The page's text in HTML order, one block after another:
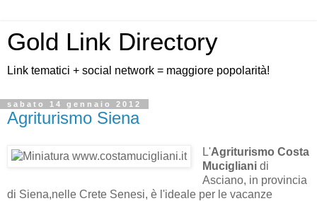
Gold Link Directory
Link tematici + social network = maggiore popolarità!
sabato 14 gennaio 2012
Agriturismo Siena
L'Agriturismo Costa
Muciglianidi
Asciano, in provincia
di Siena,nelle Crete Senesi, è l'ideale per le vacanze